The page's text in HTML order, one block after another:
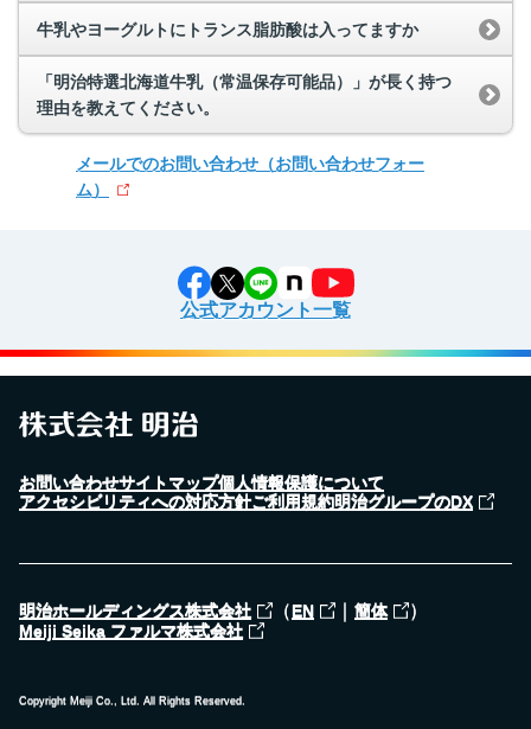
牛乳やヨーグルトにトランス脂肪酸は入ってますか
「明治特選北海道牛乳（常温保存可能品）」が長く持つ
理由を教えてください。
メールでのお問い合わせ （お問い合わせフォー
ム）
公式アカウント一覧
お問い合わせサイトマップ個人情報保護について
アクセシビリティへの対応方針ご利用規約明治グループのDX
明治ホールディングス株式会社 （EN ｜ 簡体 ）
Meiji Seika ファルマ株式会社
Copyright Meiji Co., Ltd. All Rights Reserved.